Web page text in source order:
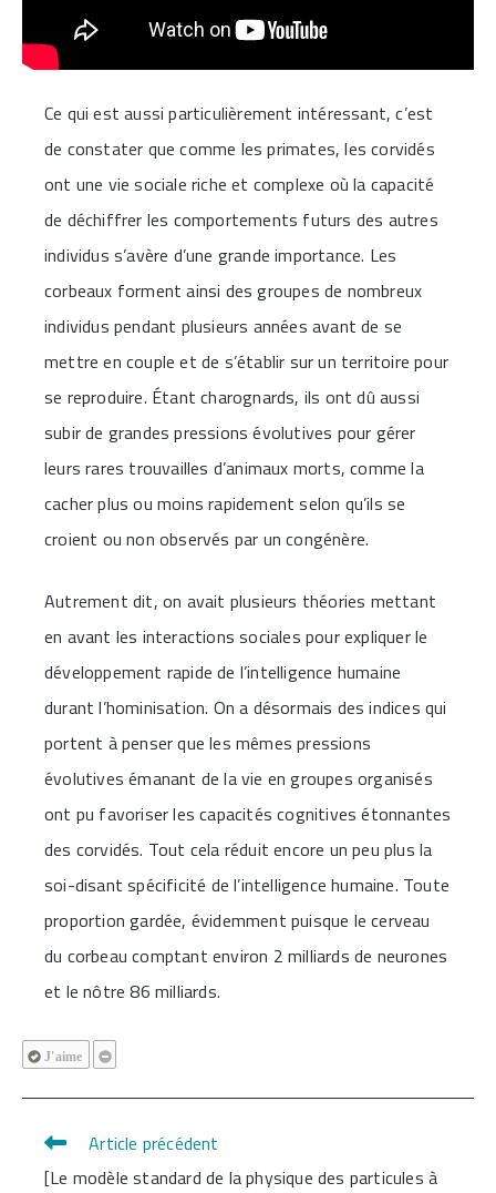
Ce qui est aussi particulièrement intéressant, c’est
de constater que comme les primates, les corvidés
ont une vie sociale riche et complexe où la capacité
de déchiffrer les comportements futurs des autres
individus s’avère d’une grande importance. Les
corbeaux forment ainsi des groupes de nombreux
individus pendant plusieurs années avant de se
mettre en couple et de s’établir sur un territoire pour
se reproduire. Étant charognards, ils ont dû aussi
subir de grandes pressions évolutives pour gérer
leurs rares trouvailles d’animaux morts, comme la
cacher plus ou moins rapidement selon qu’ils se
croient ou non observés par un congénère.
Autrement dit, on avait plusieurs théories mettant
en avant les interactions sociales pour expliquer le
développement rapide de l’intelligence humaine
durant l’hominisation. On a désormais des indices qui
portent à penser que les mêmes pressions
évolutives émanant de la vie en groupes organisés
ont pu favoriser les capacités cognitives étonnantes
des corvidés. Tout cela réduit encore un peu plus la
soi-disant spécificité de l’intelligence humaine. Toute
proportion gardée, évidemment puisque le cerveau
du corbeau comptant environ 2 milliards de neurones
et le nôtre 86 milliards.
J'aime
Read
Article précédent
[Le modèle standard de la physique des particules à